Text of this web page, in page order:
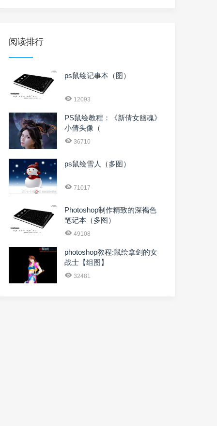
阅读排行
ps鼠绘记事本（图）
12093
PS鼠绘教程：《新倩女幽魂》
小倩头像（
36710
ps鼠绘雪人（多图）
71017
Photoshop制作精致的深褐色
笔记本（多图）
49108
photoshop教程:鼠绘拿剑的女
战士【组图】
32481